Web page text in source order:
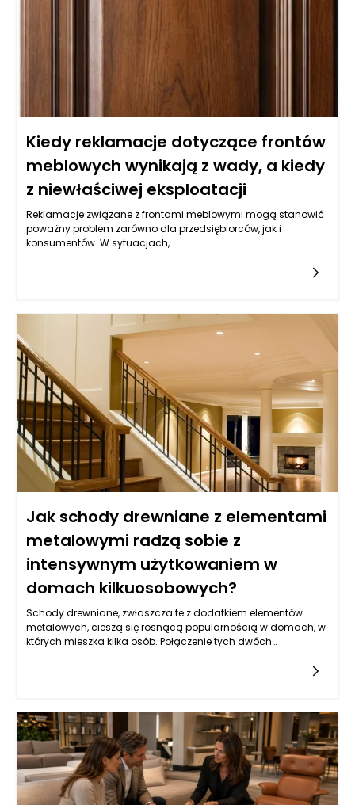
funkcjonalnymi elementami, ale także prawdziwymi dziełami
Kiedy reklamacje dotyczące frontów
meblowych wynikają z wady, a kiedy
z niewłaściwej eksploatacji
Reklamacje związane z frontami meblowymi mogą stanowić
poważny problem zarówno dla przedsiębiorców, jak i
konsumentów. W sytuacjach,
Jak schody drewniane z elementami
metalowymi radzą sobie z
intensywnym użytkowaniem w
domach kilkuosobowych?
Schody drewniane, zwłaszcza te z dodatkiem elementów
metalowych, cieszą się rosnącą popularnością w domach, w
których mieszka kilka osób. Połączenie tych dwóch
podstopnice, zwiększają ogólną wytrzymałość konstrukcji, co
jest kluczowe w domach, gdzie schody często są narażone
na duże obciążenia, jak w przypadku rodzin z dziećmi czy
osobami starszymi.